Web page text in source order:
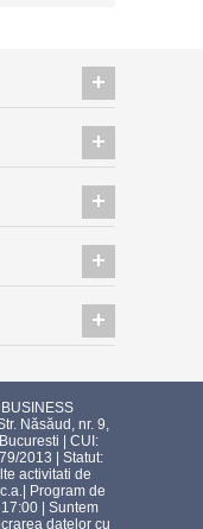
Năsăud, nr. 9,
| CUI:
2013 | Statut:
activitati de
Program de
| Suntem
datelor cu